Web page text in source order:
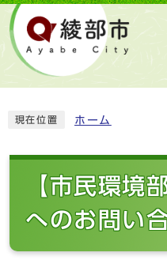
現在位置 ホーム
【市民環境
へのお問い